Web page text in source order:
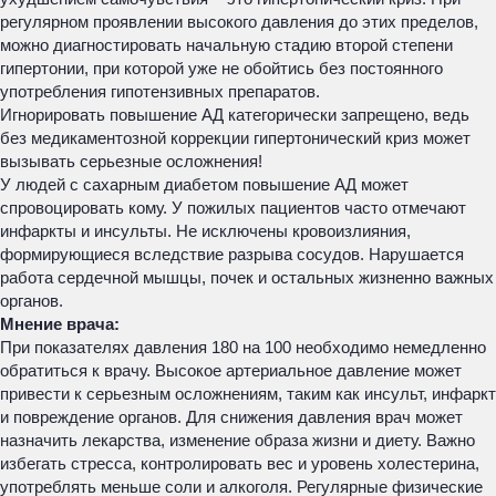
регулярном проявлении высокого давления до этих пределов,
можно диагностировать начальную стадию второй степени
гипертонии, при которой уже не обойтись без постоянного
употребления гипотензивных препаратов.
Игнорировать повышение АД категорически запрещено, ведь
без медикаментозной коррекции гипертонический криз может
вызывать серьезные осложнения!
У людей с сахарным диабетом повышение АД может
спровоцировать кому. У пожилых пациентов часто отмечают
инфаркты и инсульты. Не исключены кровоизлияния,
формирующиеся вследствие разрыва сосудов. Нарушается
работа сердечной мышцы, почек и остальных жизненно важных
органов.
Мнение врача:
При показателях давления 180 на 100 необходимо немедленно
обратиться к врачу. Высокое артериальное давление может
привести к серьезным осложнениям, таким как инсульт, инфаркт
и повреждение органов. Для снижения давления врач может
назначить лекарства, изменение образа жизни и диету. Важно
избегать стресса, контролировать вес и уровень холестерина,
употреблять меньше соли и алкоголя. Регулярные физические